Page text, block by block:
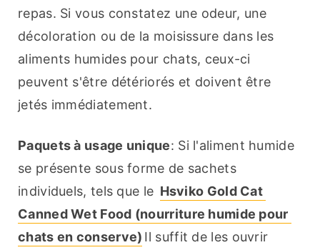
repas. Si vous constatez une odeur, une
décoloration ou de la moisissure dans les
aliments humides pour chats, ceux-ci
peuvent s'être détériorés et doivent être
jetés immédiatement.
Paquets à usage unique: Si l'aliment humide
se présente sous forme de sachets
individuels, tels que le Hsviko Gold Cat
Canned Wet Food (nourriture humide pour
chats en conserve) Il suffit de les ouvrir